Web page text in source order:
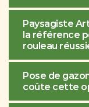
Paysagiste
la référence
rouleau
Pose de
coûte cette